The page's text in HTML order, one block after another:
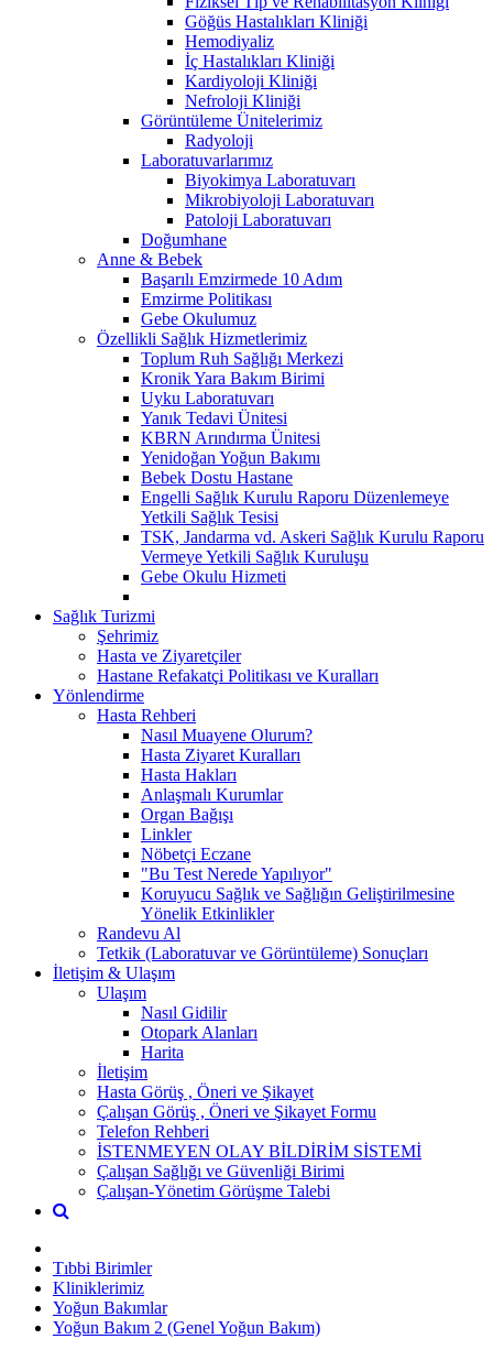
Göğüs Hastalıkları Kliniği
Hemodiyaliz
İç Hastalıkları Kliniği
Kardiyoloji Kliniği
Nefroloji Kliniği
Görüntüleme Ünitelerimiz
Radyoloji
Laboratuvarlarımız
Biyokimya Laboratuvarı
Mikrobiyoloji Laboratuvarı
Patoloji Laboratuvarı
Doğumhane
Anne & Bebek
Başarılı Emzirmede 10 Adım
Emzirme Politikası
Gebe Okulumuz
Özellikli Sağlık Hizmetlerimiz
Toplum Ruh Sağlığı Merkezi
Kronik Yara Bakım Birimi
Uyku Laboratuvarı
Yanık Tedavi Ünitesi
KBRN Arındırma Ünitesi
Yenidoğan Yoğun Bakımı
Bebek Dostu Hastane
Engelli Sağlık Kurulu Raporu Düzenlemeye
Yetkili Sağlık Tesisi
TSK, Jandarma vd. Askeri Sağlık Kurulu Raporu
Vermeye Yetkili Sağlık Kuruluşu
Gebe Okulu Hizmeti
Sağlık Turizmi
Şehrimiz
Hasta ve Ziyaretçiler
Hastane Refakatçi Politikası ve Kuralları
Yönlendirme
Hasta Rehberi
Nasıl Muayene Olurum?
Hasta Ziyaret Kuralları
Hasta Hakları
Anlaşmalı Kurumlar
Organ Bağışı
Linkler
Nöbetçi Eczane
"Bu Test Nerede Yapılıyor"
Koruyucu Sağlık ve Sağlığın Geliştirilmesine
Yönelik Etkinlikler
Randevu Al
Tetkik (Laboratuvar ve Görüntüleme) Sonuçları
İletişim & Ulaşım
Ulaşım
Nasıl Gidilir
Otopark Alanları
Harita
İletişim
Hasta Görüş , Öneri ve Şikayet
Çalışan Görüş , Öneri ve Şikayet Formu
Telefon Rehberi
İSTENMEYEN OLAY BİLDİRİM SİSTEMİ
Çalışan Sağlığı ve Güvenliği Birimi
Çalışan-Yönetim Görüşme Talebi
Tıbbi Birimler
Kliniklerimiz
Yoğun Bakımlar
Yoğun Bakım 2 (Genel Yoğun Bakım)